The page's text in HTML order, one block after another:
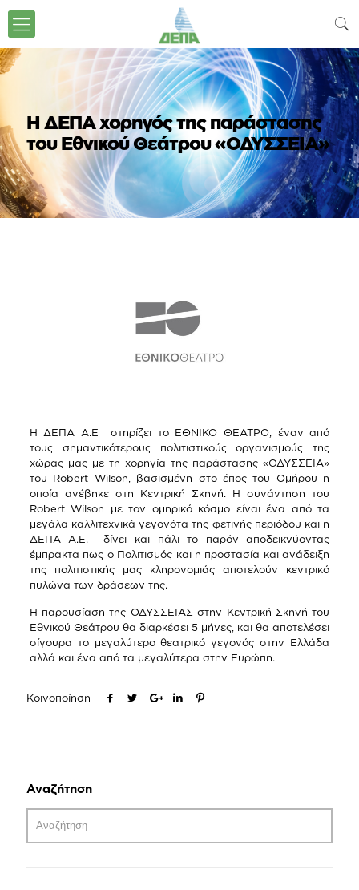
H ΔΕΠΑ χορηγός της παράστασης
του Εθνικού Θεάτρου «ΟΔΥΣΣΕΙΑ»
Η ΔΕΠΑ Α.Ε στηρίζει το ΕΘΝΙΚΟ ΘΕΑΤΡΟ, έναν από
τους σημαντικότερους πολιτιστικούς οργανισμούς της
χώρας μας με τη χορηγία της παράστασης «ΟΔΥΣΣΕΙΑ»
του Robert Wilson, βασισμένη στο έπος του Ομήρου η
οποία ανέβηκε στη Κεντρική Σκηνή. Η συνάντηση του
Robert Wilson με τον ομηρικό κόσμο είναι ένα από τα
μεγάλα καλλιτεχνικά γεγονότα της φετινής περιόδου και η
ΔΕΠΑ Α.Ε. δίνει και πάλι το παρόν αποδεικνύοντας
έμπρακτα πως ο Πολιτισμός και η προστασία και ανάδειξη
της πολιτιστικής μας κληρονομιάς αποτελούν κεντρικό
πυλώνα των δράσεων της.
Η παρουσίαση της ΟΔΥΣΣΕΙΑΣ στην Κεντρική Σκηνή του
Εθνικού Θεάτρου θα διαρκέσει 5 μήνες, και θα αποτελέσει
σίγουρα το μεγαλύτερο θεατρικό γεγονός στην Ελλάδα
αλλά και ένα από τα μεγαλύτερα στην Ευρώπη.
Κοινοποίηση
Αναζήτηση